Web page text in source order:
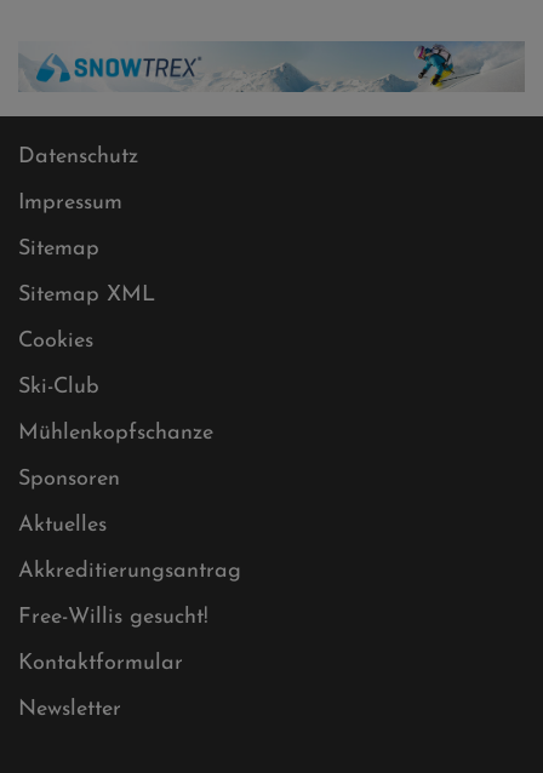
Datenschutz
Impressum
Sitemap
Sitemap XML
Cookies
Ski-Club
Mühlenkopfschanze
Sponsoren
Aktuelles
Akkreditierungsantrag
Free-Willis gesucht!
Kontaktformular
Newsletter